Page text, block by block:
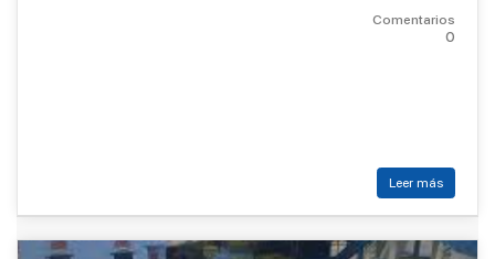
Comentarios
0
Leer más